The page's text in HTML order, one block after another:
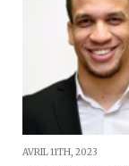
AVRIL 11TH, 2023